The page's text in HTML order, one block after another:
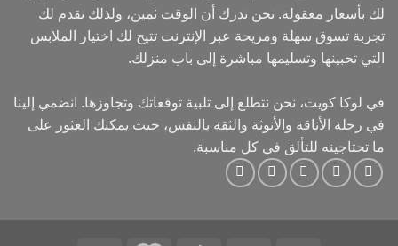
لك بأسعار معقولة. نحن ندرك أن الوقت ثمين، ولذلك نقدم لك
تجربة تسوق سهلة ومريحة عبر الإنترنت تتيح لك اختيار الملابس
التي تحبينها وتسليمها مباشرة إلى باب منزلك.
في لوكا كويت، نحن نتطلع إلى تلبية توقعاتك وتجاوزها. انضمي إلينا
في رحلة الأناقة والأنوثة والثقة بالنفس، حيث يمكنك العثور على
ما تحتاجينه للتألق في كل مناسبة.